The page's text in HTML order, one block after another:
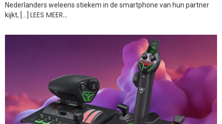
Nederlanders weleens stiekem in de smartphone van hun partner
kijkt, […] LEES MEER…